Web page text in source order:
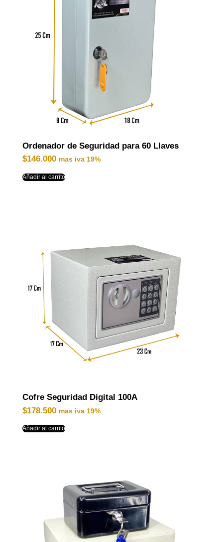
Ordenador de Seguridad para 60 Llaves
$146.000 mas iva 19%
Añadir al carrito
Cofre Seguridad Digital 100A
$178.500 mas iva 19%
Añadir al carrito